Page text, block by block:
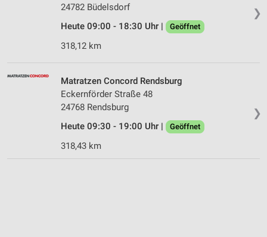
❯
24782 Büdelsdorf
Heute 09:00 - 18:30 Uhr |
Geöffnet
318,12 km
❯
Matratzen Concord Rendsburg
Eckernförder Straße 48
24768 Rendsburg
Heute 09:30 - 19:00 Uhr |
Geöffnet
318,43 km